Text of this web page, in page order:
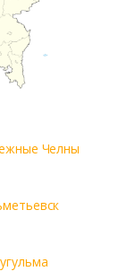
Челны